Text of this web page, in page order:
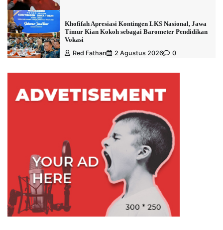
Khofifah Apresiasi Kontingen LKS Nasional, Jawa
Timur Kian Kokoh sebagai Barometer Pendidikan
Vokasi
Red Fathan
2 Agustus 2026 0